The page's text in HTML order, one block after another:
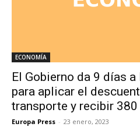
ECONOMÍA
El Gobierno da 9 días
para aplicar el
transporte y recibir
Europa Press - 23 enero, 2023